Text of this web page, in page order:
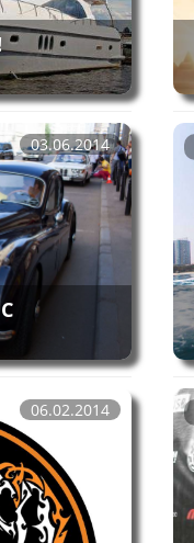
03.06.2014
06.02.2014